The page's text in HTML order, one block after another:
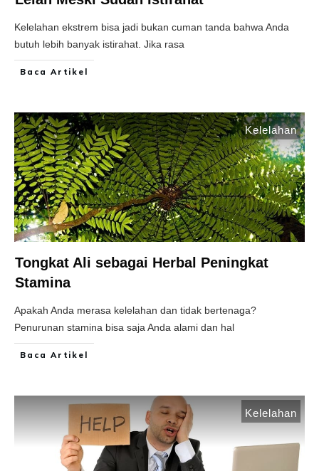
Kelelahan ekstrem bisa jadi bukan cuman tanda bahwa Anda
butuh lebih banyak istirahat. Jika rasa
Baca Artikel
Kelelahan
Tongkat Ali sebagai Herbal Peningkat
Stamina
Apakah Anda merasa kelelahan dan tidak bertenaga?
Penurunan stamina bisa saja Anda alami dan hal
Baca Artikel
Kelelahan